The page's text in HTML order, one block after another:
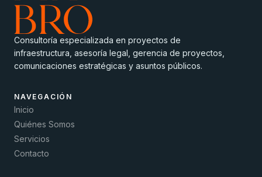
Consultoría especializada en proyectos de
infraestructura, asesoría legal, gerencia de proyectos,
comunicaciones estratégicas y asuntos públicos.
NAVEGACIÓN
Inicio
Quiénes Somos
Servicios
Contacto